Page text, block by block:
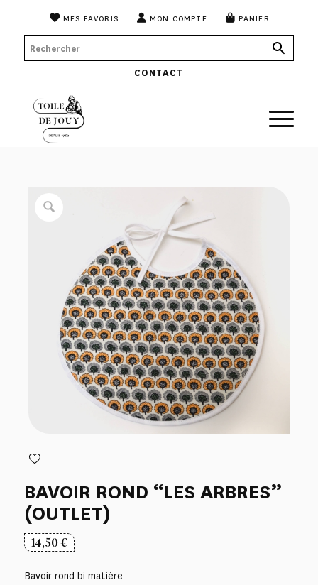
MES FAVORIS MON COMPTE PANIER
CONTACT
BAVOIR ROND “LES ARBRES”
(OUTLET)
14,50€
Bavoir rond bi matière